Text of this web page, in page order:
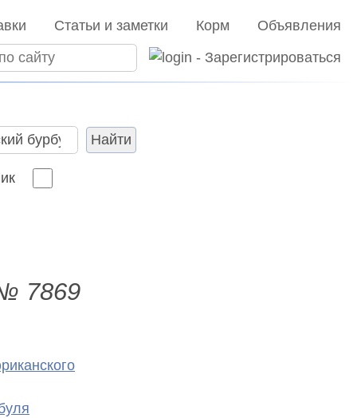
Статьи и заметки Корм Объявления
Найти
7869